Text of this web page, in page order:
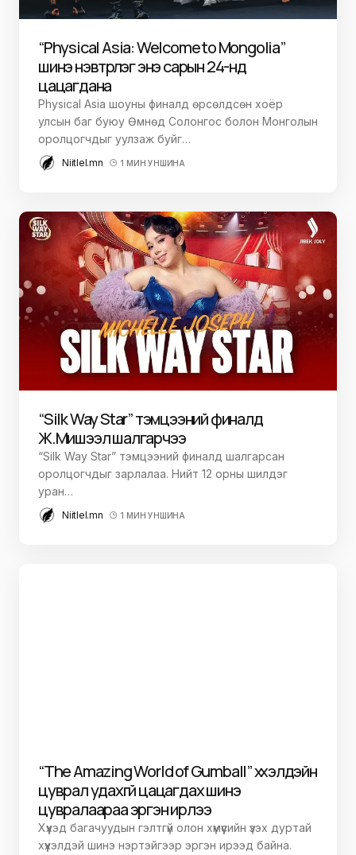
“Physical Asia: Welcome to Mongolia”
шинэ нэвтрүүлэг энэ сарын 24-нд
цацагдана
Physical Asia шоуны финалд өрсөлдсөн хоёр
улсын баг буюу Өмнөд Солонгос болон Монголын
оролцогчдыг уулзаж буйг…
Niitlel.mn 1 МИН УНШИНА
“Silk Way Star” тэмцээний финалд
Ж.Мишээл шалгарчээ
“Silk Way Star” тэмцээний финалд шалгарсан
оролцогчдыг зарлалаа. Нийт 12 орны шилдэг
уран…
Niitlel.mn 1 МИН УНШИНА
“The Amazing World of Gumball” хүүхэлдэйн
цуврал удахгүй цацагдах шинэ
цувралаараа эргэн ирлээ
Хүүхэд багачуудын гэлтгүй олон хүмүүсийн үзэх дуртай
хүүхэлдэй шинэ нэртэйгээр эргэн ирээд байна.